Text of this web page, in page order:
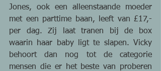
Jones, ook een alleenstaande moeder
met een parttime baan, leeft van £17,-
per dag. Zij laat tranen bij de box
waarin haar baby ligt te slapen. Vicky
behoort dan nog tot de categorie
mensen die er het beste van proberen